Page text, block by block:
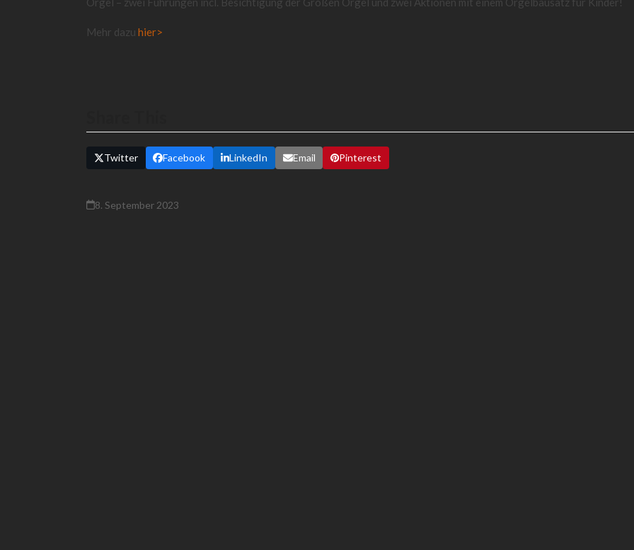
Mehr dazu hier>
Twitter Facebook LinkedIn Email Pinterest
8. September 2023